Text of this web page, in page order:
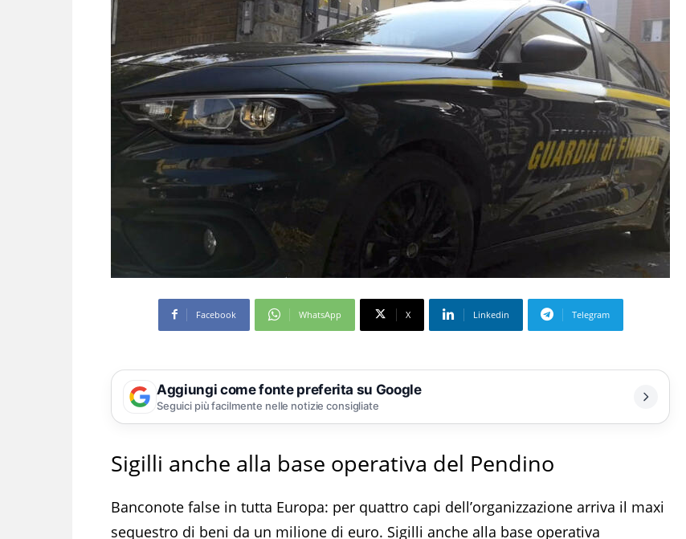
Facebook WhatsApp X Linkedin Telegram
Aggiungi come fonte preferita su Google
Seguici più facilmente nelle notizie consigliate
Sigilli anche alla base operativa del Pendino
Banconote false in tutta Europa: per quattro capi dell’organizzazione arriva il maxi
sequestro di beni da un milione di euro. Sigilli anche alla base operativa